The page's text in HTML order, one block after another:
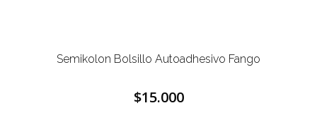
Semikolon Bolsillo Autoadhesivo Fango
$15.000